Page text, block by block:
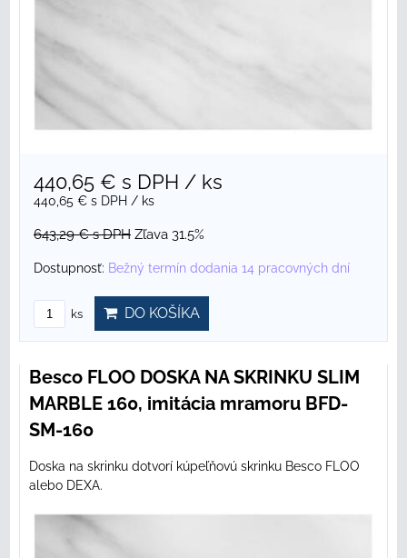
440,65 € s DPH / ks
440,65 € s DPH / ks
643,29 €s DPH Zľava 31.5%
Dostupnosť: Bežný termín dodania 14 pracovných dní
ks DO KOŠÍKA
Besco FLOO DOSKA NA SKRINKU SLIM
MARBLE 160, imitácia mramoru BFD-
SM-160
Doska na skrinku dotvorí kúpeľňovú skrinku Besco FLOO
alebo DEXA.